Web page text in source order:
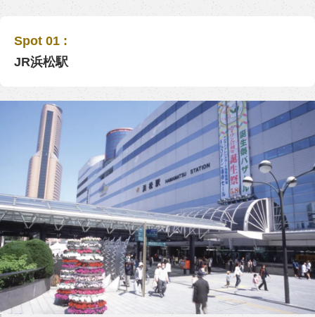
Spot 01 :
JR浜松駅